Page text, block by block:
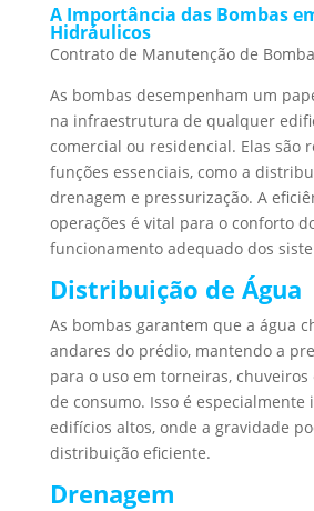
A Importância das Bombas
Hidráulicos
Contrato de Manutenção de
As bombas desempenham um
na infraestrutura de qualquer
comercial ou residencial. Elas são
funções essenciais, como a
drenagem e pressurização. A
operações é vital para o conforto
funcionamento adequado dos
Distribuição de Água
As bombas garantem que a água
andares do prédio, mantendo a
para o uso em torneiras,
de consumo. Isso é especialmente
edifícios altos, onde a gravidade
distribuição eficiente.
Drenagem